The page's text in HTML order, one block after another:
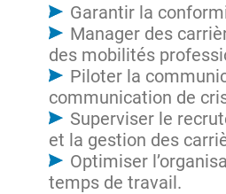
Garantir la
Manager des
des mobilités
Piloter la
communication de
Superviser le
et la gestion des
Optimiser
temps de travail.